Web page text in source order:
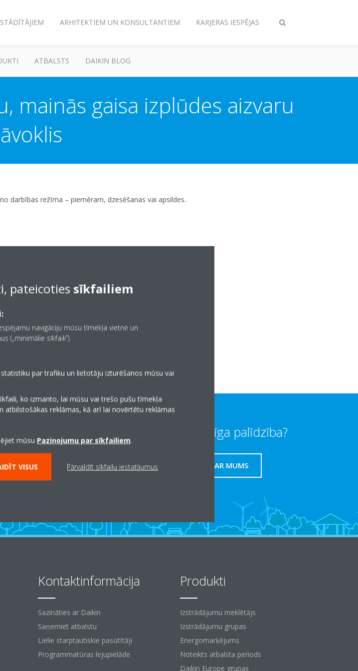
Pārslēgt
ARHITEKTIEM UN KONSULTANTIEM KARJERAS IESPĒJAS
ATBALSTS DAIKIN BLOG
mainās gaisa izplūdes aizvaru
darbības režīma – piemēram, dzesēšanas vai apsildes.
Vai jums vajadzīga palīdzība?
SAZINIETIES AR MUMS
Kontaktinformācija
Sazināties ar Daikin
Saņemiet atbalstu
Lielie starptautiskie pasūtītāji
Programmatūras lejupielāde
Produkti
Izstrādājumu meklētājs
Izstrādājumu grupas
Energomarķējums
Noteikts atbalsta periods
Daikin Europe grupas
pateicoties sīkfailiem
navigāciju mūsu tīmekļa vietnē un
(„minimālie sīkfaili”).
par trafiku un lietotāju izturēšanos mūsu vai
ko izmanto, lai mūsu vai trešo pušu tīmekļa
atbilstošākas reklāmas, kā arī lai novērtētu reklāmas
mūsu Paziņojumu par sīkfailiem.
VISUS Pārvaldīt sīkfailu iestatījumus